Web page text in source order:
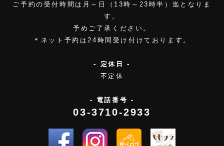
ご予約の受付時間は月～日（13時～23時半）迄となりま
す。
予めご了承ください。
＊ネット予約は24時間受け付けております。
- 定休日 -
不定休
- 電話番号 -
03-3710-2933